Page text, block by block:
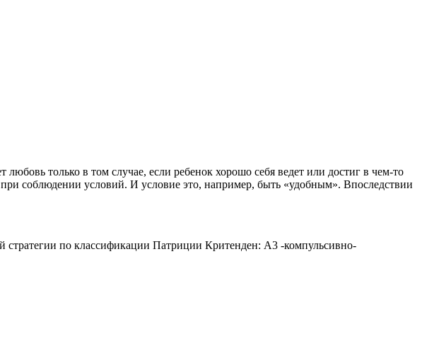
только в том случае, если ребенок хорошо себя ведет или достиг в чем-то
соблюдении условий. И условие это, например, быть «удобным». Впоследствии
стратегии по классификации Патриции Критенден: А3 -компульсивно-